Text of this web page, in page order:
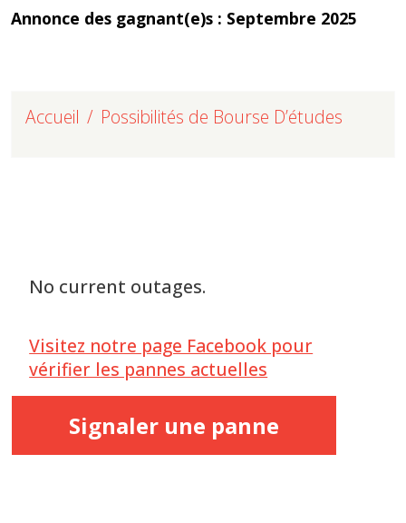
Annonce des gagnant(e)s : Septembre 2025
Accueil Possibilités de Bourse D’études
No current outages.
Visitez notre page Facebook pour
vérifier les pannes actuelles
Signaler une panne